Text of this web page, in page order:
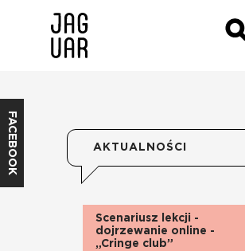
FACEBOOK AKTUALNOŚCI
Scenariusz lekcji -
dojrzewanie online -
„Cringe club”